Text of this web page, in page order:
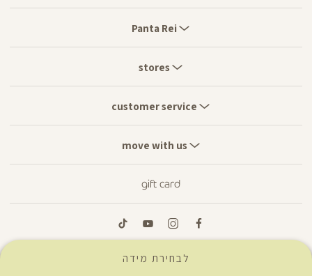
לבחירת מידה
Rei
Panta Rei
stores
with
service
customer service
gift card
facebook
instagram
youtube
tiktok